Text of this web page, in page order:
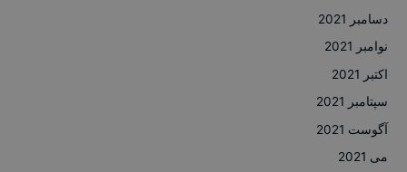
دسامبر 2021
نوامبر 2021
اکتبر 2021
سپتامبر 2021
آگوست 2021
می 2021